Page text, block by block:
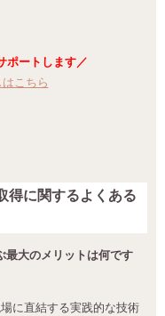
ポートします／
得に関するよくある
最大のメリットは何です
に直結する実践的な技術